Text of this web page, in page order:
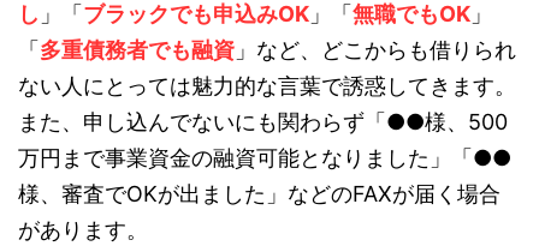
し 」「 ブラックでも申込みOK 」「 無職でもOK 」
「 多重債務者でも融資 」など、どこからも借りられ
ない人にとっては魅力的な言葉で誘惑してきます。
また、申し込んでないにも関わらず「●●様、500
万円まで事業資金の融資可能となりました」「●●
様、審査でOKが出ました」などのFAXが届く場合
があります。